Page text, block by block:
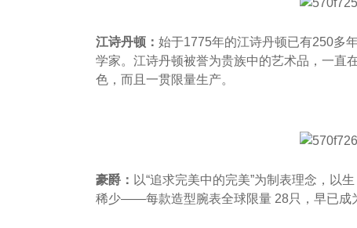
江诗丹顿： 始于1775年的江诗丹顿已有250多
学家。江诗丹顿被誉为贵族中的艺术品，一直
色，而且一贯限量生产。
豪爵： 以“追求完美中的完美”为制表理念，以
稀少——每款造型腕表全球限量 28只，早已成